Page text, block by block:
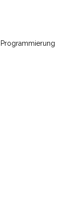
Programmierung